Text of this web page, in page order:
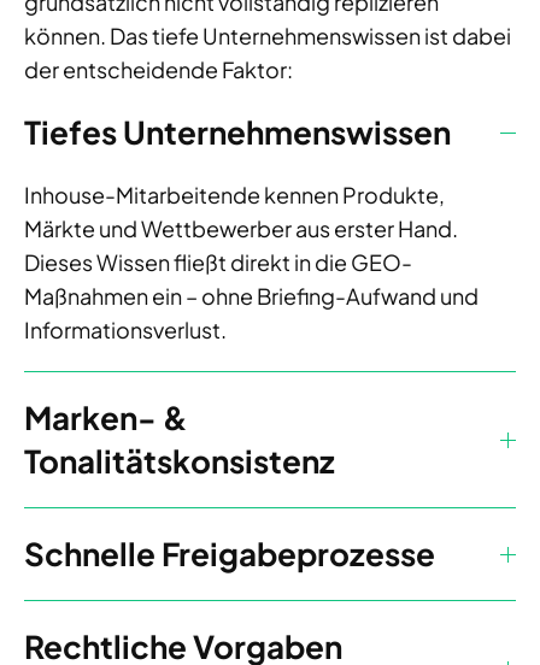
können. Das tiefe Unternehmenswissen ist dabei
der entscheidende Faktor:
Tiefes Unternehmenswissen
Inhouse-Mitarbeitende kennen Produkte,
Märkte und Wettbewerber aus erster Hand.
Dieses Wissen fließt direkt in die GEO-
Maßnahmen ein – ohne Briefing-Aufwand und
Informationsverlust.
Marken- &
Tonalitätskonsistenz
Schnelle Freigabeprozesse
Rechtliche Vorgaben